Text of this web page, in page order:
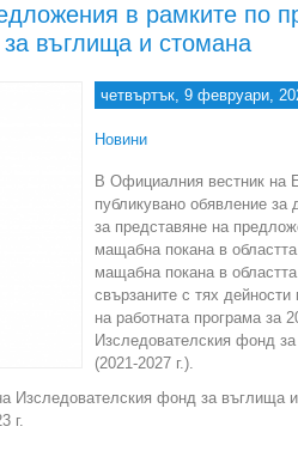
в рамките по
въглища и стомана
четвъртък, 9 февруари,
Новини
В Официалния вестник на
публикувано обявление за
за представяне на
мащабна покана в
мащабна покана в
свързаните с тях дейности
на работната програма за
Изследователския фонд
(2021-2027 г.).
Изследователския фонд за въглища
г.